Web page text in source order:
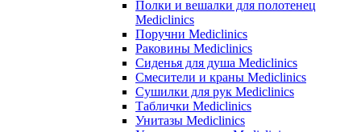
Полки и вешалки для полотенец
Mediclinics
Поручни Mediclinics
Раковины Mediclinics
Сиденья для душа Mediclinics
Смесители и краны Mediclinics
Сушилки для рук Mediclinics
Таблички Mediclinics
Унитазы Mediclinics